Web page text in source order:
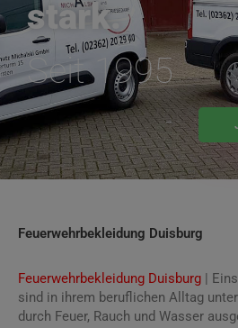
stark.
Seit 1995
Feuerwehrbekleidung Duisburg
Feuerwehrbekleidung Duisburg |
sind in ihrem beruflichen Alltag
durch Feuer, Rauch und Wasser